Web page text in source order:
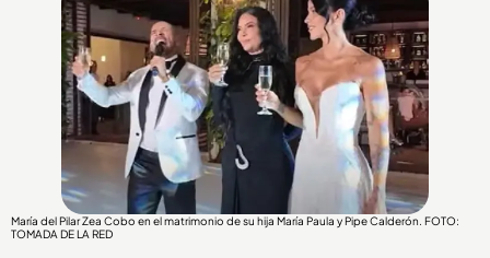
María del Pilar Zea Cobo en el matrimonio de su hija María Paula y Pipe Calderón. FOTO:
TOMADA DE LA RED